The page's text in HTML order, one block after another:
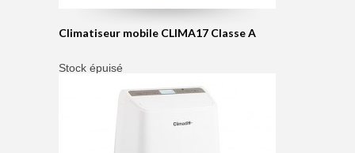
Climatiseur mobile CLIMA17 Classe A
Stock épuisé